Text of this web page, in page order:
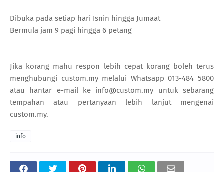
Dibuka pada setiap hari Isnin hingga Jumaat
Bermula jam 9 pagi hingga 6 petang
Jika korang mahu respon lebih cepat korang boleh terus
menghubungi custom.my melalui Whatsapp 013-484 5800
atau hantar e-mail ke info@custom.my untuk sebarang
tempahan atau pertanyaan lebih lanjut mengenai
custom.my.
info